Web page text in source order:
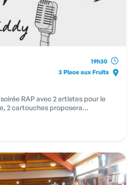
19h30
3 Place aux Fruits
RAP avec 2 artistes pour le
2 cartouches proposera...